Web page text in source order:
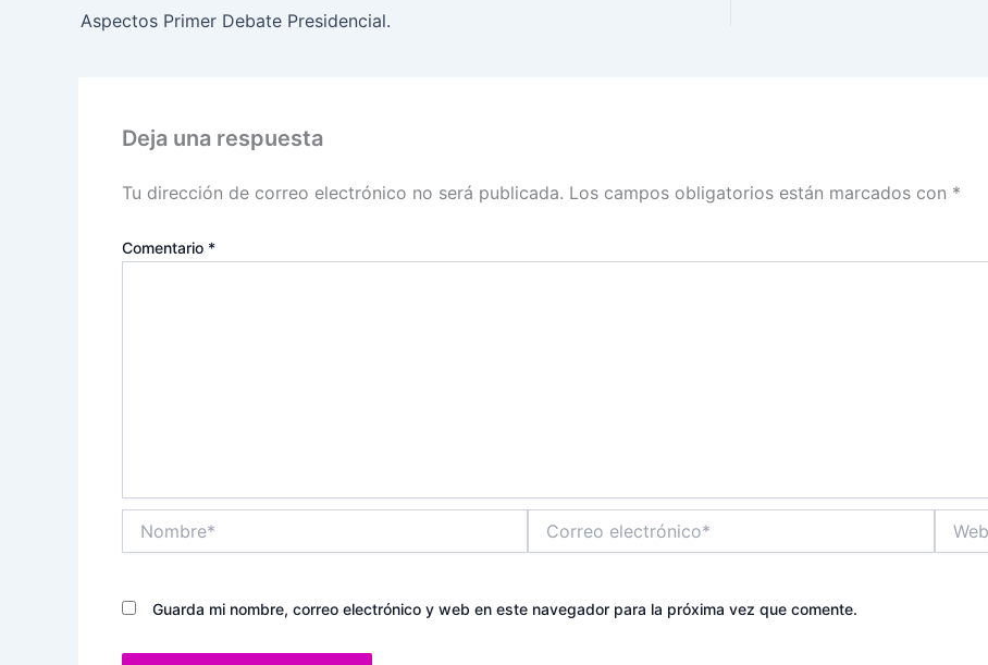
Aspectos Primer Debate Presidencial.
Deja una respuesta
Tu dirección de correo electrónico no será publicada. Los campos obligatorios están marcados con *
Comentario *
electrónico*
Guarda mi nombre, correo electrónico y web en este navegador para la próxima vez que comente.